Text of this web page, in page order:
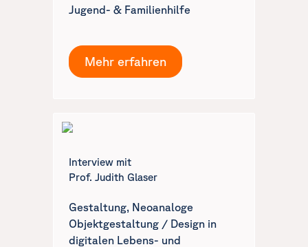
Jugend- & Familienhilfe
Mehr erfahren
Interview mit
Prof. Judith Glaser
Gestaltung, Neoanaloge
Objektgestaltung / Design in
digitalen Lebens- und